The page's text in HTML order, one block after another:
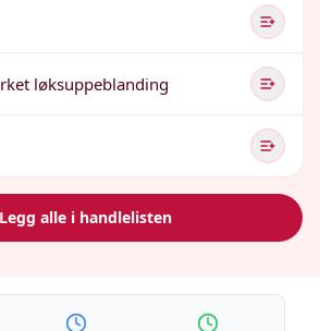
løksuppeblanding
Legg alle i handlelisten